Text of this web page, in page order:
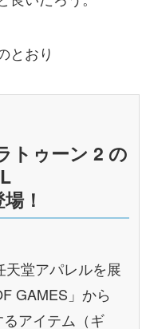
とおり
トゥーン 2 の
！
堂アパレルを展
GAMES」から
るアイテム（ギ